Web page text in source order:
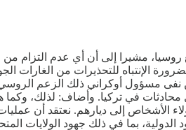
روسيا، مشيرا إلى أن أي عدم التزام
الإنتباه للتحذيرات من
أوكراني ذلك الزعم الروسي.
محادثات في تركيا. وأضاف: لذلك،
الأشخاص إلى ديارهم. نعتقد أن
بما في ذلك جهود الولايات